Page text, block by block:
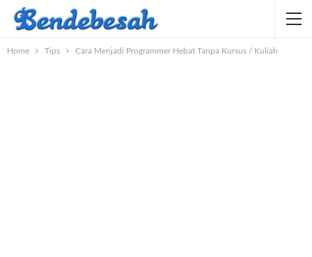
Home Tips Cara Menjadi Programmer Hebat Tanpa Kursus / Kuliah